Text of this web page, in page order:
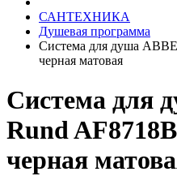
САНТЕХНИКА
Душевая программа
Система для душа
черная матовая
Система для
Rund
черная